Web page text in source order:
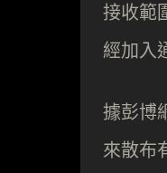
接收範
經加入
據彭博
來散布